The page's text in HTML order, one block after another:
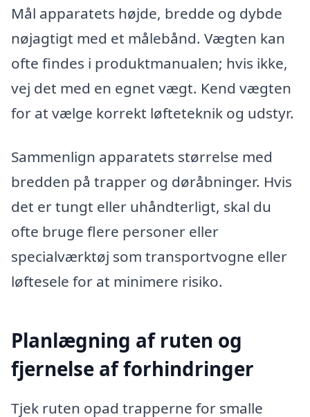
Mål apparatets højde, bredde og dybde
nøjagtigt med et målebånd. Vægten kan
ofte findes i produktmanualen; hvis ikke,
vej det med en egnet vægt. Kend vægten
for at vælge korrekt løfteteknik og udstyr.
Sammenlign apparatets størrelse med
bredden på trapper og døråbninger. Hvis
det er tungt eller uhåndterligt, skal du
ofte bruge flere personer eller
specialværktøj som transportvogne eller
løftesele for at minimere risiko.
Planlægning af ruten og
fjernelse af forhindringer
Tjek ruten opad trapperne for smalle